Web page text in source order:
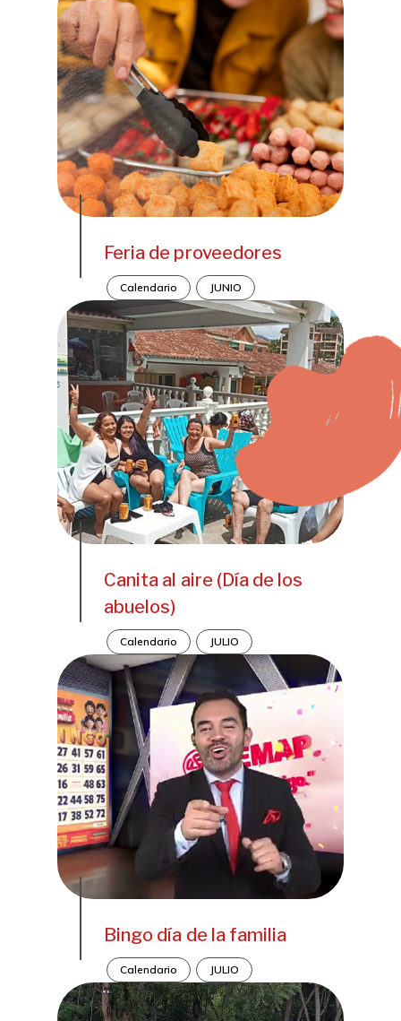
Feria de proveedores
Calendario JUNIO
Canita al aire (Día de los
abuelos)
Calendario JULIO
Bingo día de la familia
Calendario JULIO